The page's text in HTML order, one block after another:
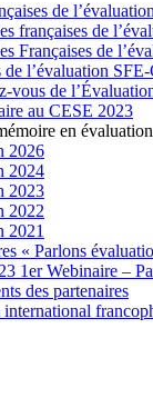
de l’évaluation
françaises de
Françaises de
de l’évaluation
vous de
au CESE 2023
en évaluation
2026
2024
2023
2022
2021
« Parlons
1er Webinaire –
des partenaires